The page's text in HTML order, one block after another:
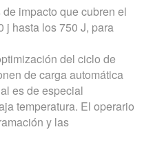
impacto que cubren el
j hasta los 750 J, para
del ciclo de
de carga automática
es de especial
temperatura. El operario
y las